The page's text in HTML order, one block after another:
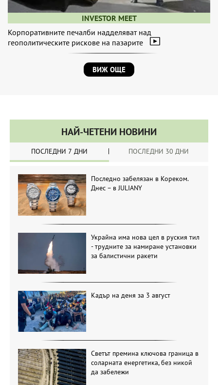
INVESTOR MEET
Корпоративните печалби надделяват над
геополитическите рискове на пазарите
ВИЖ ОЩЕ
НАЙ-ЧЕТЕНИ НОВИНИ
ПОСЛЕДНИ 7 ДНИ ПОСЛЕДНИ 30 ДНИ
Последно забелязан в Кореком.
Днес – в JULIANY
Украйна има нова цел в руския тил
- трудните за намиране установки
за балистични ракети
Кадър на деня за 3 август
Светът премина ключова граница в
соларната енергетика, без никой
да забележи